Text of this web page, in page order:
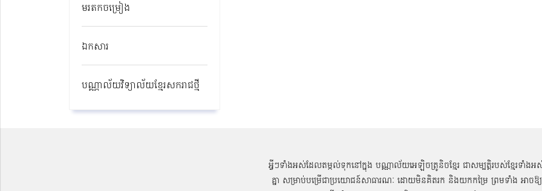
មរតកចម្រៀង
ឯកសារ
បណ្ណាល័យវិទ្យាល័យខ្មែរសករាជថ្មី​
អ្វីៗទាំងអស់ដែលតម្កល់ទុកនៅក្នុង បណ្ណាល័យអេឡិចត្រូនិចខ្មែរ ជាសម្បតិ្តរបស់ខ្មែរទាំងអ
គ្នា សម្រាប់បម្រើជាប្រយោជន៍សាធារណៈ ដោយមិនគិតរក និងយកកម្រៃ ព្រមទាំង អាចឱ្យ